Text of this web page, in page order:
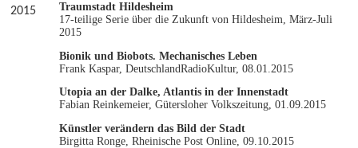
2015
Traumstadt Hildesheim
17-teilige Serie über die Zukunft von Hildesheim, März-Juli
2015
Bionik und Biobots. Mechanisches Leben
Frank Kaspar, DeutschlandRadioKultur, 08.01.2015
Utopia an der Dalke, Atlantis in der Innenstadt
Fabian Reinkemeier, Gütersloher Volkszeitung, 01.09.2015
Künstler verändern das Bild der Stadt
Birgitta Ronge, Rheinische Post Online, 09.10.2015